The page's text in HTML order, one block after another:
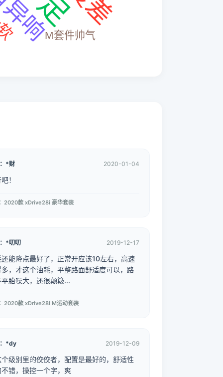
*财 2020-01-04
！
2020款 xDrive28i 豪华套装
*叨叨 2019-12-17
还能降点最好了，正常开应该10左右，高速
多，才这个油耗，平整路面舒适度可以，路
平胎噪大，还很颠簸...
车型：2020款 xDrive28i M运动套装
*dy 2019-12-09
个级别里的佼佼者，配置是最好的，舒适性
不错，操控一个字，爽